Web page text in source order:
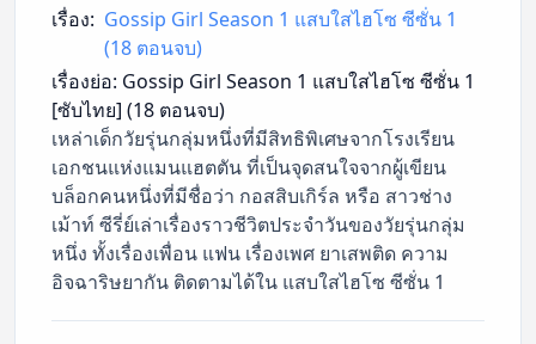
เรื่อง: Gossip Girl Season 1 แสบใสไฮโซ ซีซั่น 1
(18 ตอนจบ)
เรื่องย่อ: Gossip Girl Season 1 แสบใสไฮโซ ซีซั่น 1
[ซับไทย] (18 ตอนจบ)
เหล่าเด็กวัยรุ่นกลุ่มหนึ่งที่มีสิทธิพิเศษจากโรงเรียน
เอกชนแห่งแมนแฮตตัน ที่เป็นจุดสนใจจากผู้เขียน
บล็อกคนหนึ่งที่มีชื่อว่า กอสสิบเกิร์ล หรือ สาวช่าง
เม้าท์ ซีรี่ย์เล่าเรื่องราวชีวิตประจำวันของวัยรุ่นกลุ่ม
หนึ่ง ทั้งเรื่องเพื่อน แฟน เรื่องเพศ ยาเสพติด ความ
อิจฉาริษยากัน ติดตามได้ใน แสบใสไฮโซ ซีซั่น 1